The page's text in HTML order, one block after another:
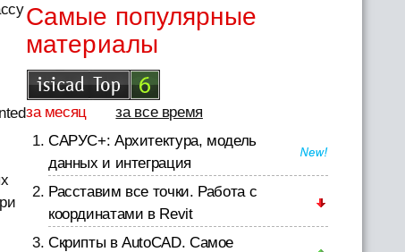
Самые популярные
материалы
за месяц
за все время
САРУС+: Архитектура, модель
данных и интеграция
Расставим все точки. Работа с
координатами в Revit
Скрипты в AutoCAD. Самое